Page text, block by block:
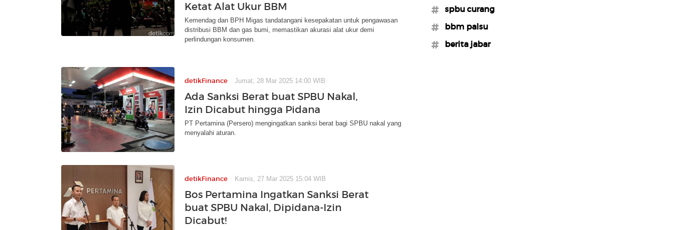
Ketat Alat Ukur BBM
Kemendag dan BPH Migas tandatangani kesepakatan untuk pengawasan
distribusi BBM dan gas bumi, memastikan akurasi alat ukur demi
perlindungan konsumen.
detikFinance Jumat, 28 Mar 2025 14:00 WIB
Ada Sanksi Berat buat SPBU Nakal,
Izin Dicabut hingga Pidana
PT Pertamina (Persero) mengingatkan sanksi berat bagi SPBU nakal yang
menyalahi aturan.
detikFinance Kamis, 27 Mar 2025 15:04 WIB
Bos Pertamina Ingatkan Sanksi Berat
buat SPBU Nakal, Dipidana-Izin
Dicabut!
#spbu curang
#bbm palsu
#berita jabar